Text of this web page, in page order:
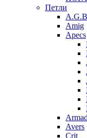
Петли
Amig
Apecs
Avers
Crit